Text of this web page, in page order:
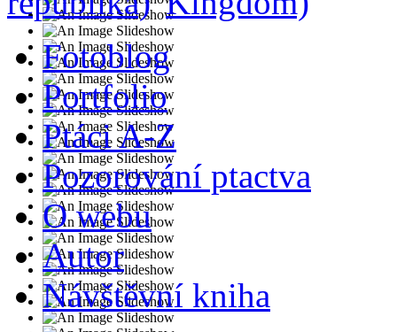
Fotoblog
Portfolio
Ptáci A-Z
Pozorování ptactva
O webu
Autor
Návštěvní kniha